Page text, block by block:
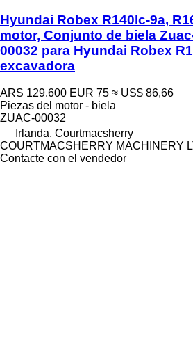
Hyundai Robex R140lc-9a,
motor, Conjunto de biela
00032 para Hyundai Robex
excavadora
ARS 129.600 EUR 75 ≈ US$ 86,66
Piezas del motor - biela
ZUAC-00032
Irlanda, Courtmacsherry
COURTMACSHERRY MACHINERY
Contacte con el vendedor